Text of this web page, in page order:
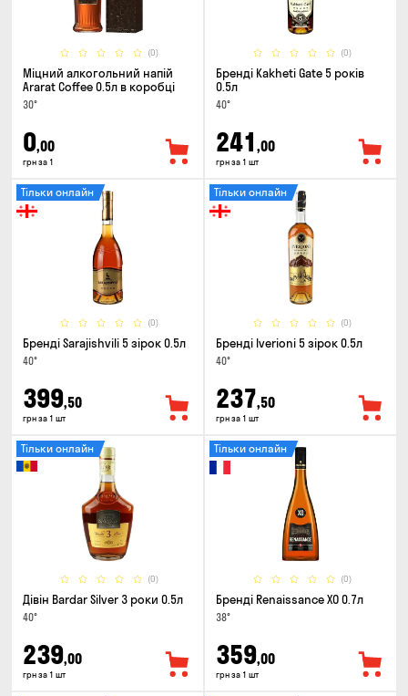
(0)
Міцний алкогольний напій
Ararat Coffee 0.5л в коробці
30°
0,00
грн за 1
(0)
Бренді Kakheti Gate 5 років
0.5л
40°
241 ,00
грн за 1 шт
(0)
Тільки онлайн
Бренді Sarajishvili 5 зірок 0.5л
40°
399,50
грн за 1 шт
(0)
Тільки онлайн
Бренді Iverioni 5 зірок 0.5л
40°
237,50
грн за 1 шт
(0)
Тільки онлайн
Дівін Bardar Silver 3 роки 0.5л
40°
239,00
грн за 1 шт
(0)
Тільки онлайн
Бренді Renaissance XO 0.7л
38°
359,00
грн за 1 шт